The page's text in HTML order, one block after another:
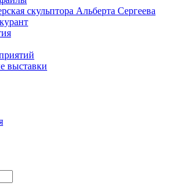
скульптора Альберта Сергеева
выставки